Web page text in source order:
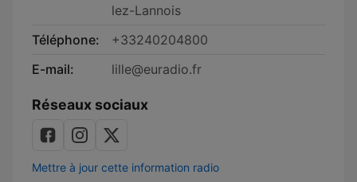
lez-Lannois
Téléphone:
+33240204800
E-mail:
lille@euradio.fr
Réseaux sociaux
Mettre à jour cette information radio